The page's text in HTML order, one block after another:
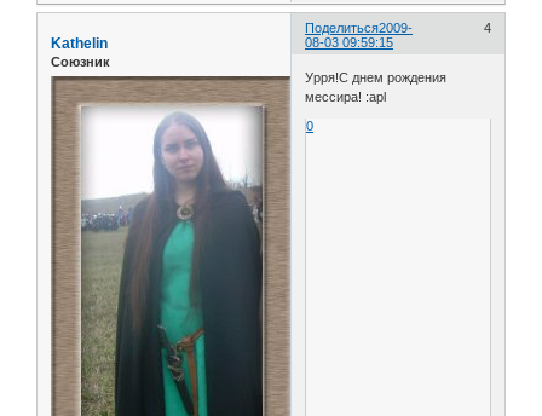
Поделиться 4
2009-
08-03 09:59:15
Kathelin
Союзник
Урря!С днем рождения
мессира! :apl
0